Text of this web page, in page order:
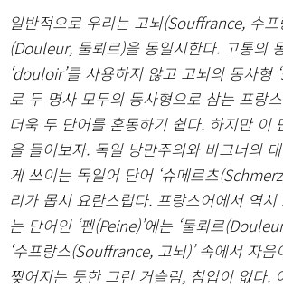
일반적으로 우리는 고뇌(Souffrance, 수
(Douleur, 둘뢰르)을 동일시한다. 고통의
‘douloir’를 사용하지 않고 고뇌의 동사형
로 두 명사 모두의 동사형으로 삼는 프랑
더욱 두 단어를 혼동하기 쉽다. 하지만 이
을 들어보자. 독일 낭만주의와 바그너의
게 쓰이는 독일어 단어 ‘슈메르츠
리가 몹시 요란스럽다. 프랑스어에서 역
는 단어인 ‘펜(Peine)’에는 ‘둘뢰르
‘수프랑스(Souffrance, 고뇌)’ 속에서 자
찢어지는 듯한 그런 거슬림, 침입이 없다.